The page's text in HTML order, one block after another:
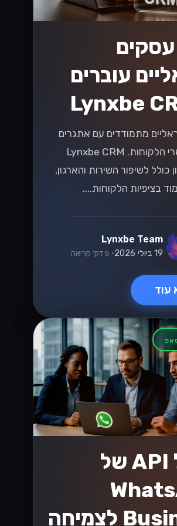
ה-
עבור SMBs
את המעורבות של הלקוחות
Lynxbe Team
8 ביולי 2026 • 5 דק׳ קריאה